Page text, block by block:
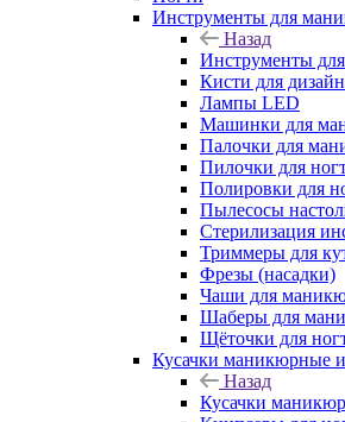
Инструменты для
Назад
Инструменты
Кисти для
Лампы LED
Машинки для
Палочки для
Пилочки для
Полировки для
Пылесосы
Стерилизация
Триммеры для
Фрезы (насадки)
Чаши для
Шаберы для
Щёточки для
Кусачки маникюрные
Назад
Кусачки